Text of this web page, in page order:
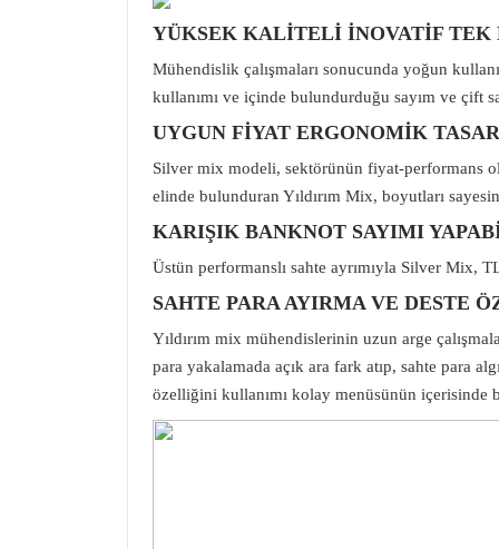
YÜKSEK KALİTELİ İNOVATİF TEK
Mühendislik çalışmaları sonucunda yoğun
kullanımı ve içinde bulundurduğu sayım ve çift
UYGUN FİYAT ERGONOMİK
Silver mix modeli, sektörünün fiyat-performans
elinde bulunduran Yıldırım Mix, boyutları
KARIŞIK BANKNOT SAYIMI
Üstün performanslı sahte ayrımıyla Silver Mix,
SAHTE PARA AYIRMA VE DESTE
Yıldırım mix mühendislerinin uzun arge
para yakalamada açık ara fark atıp, sahte para
özelliğini kullanımı kolay menüsünün içerisinde